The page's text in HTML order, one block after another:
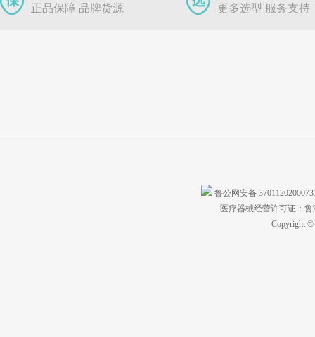
正品保障 品牌货源
更多选型 服务支持
鲁公网安备
医疗器械经营许可证：
Copyright